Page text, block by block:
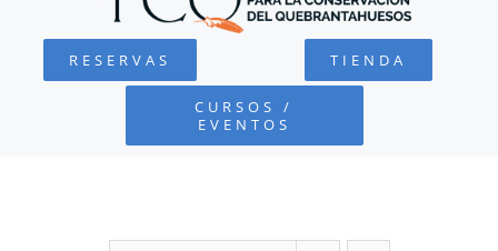
FUNDACIÓN
RESERVAS TIENDA
CURSOS /
EVENTOS